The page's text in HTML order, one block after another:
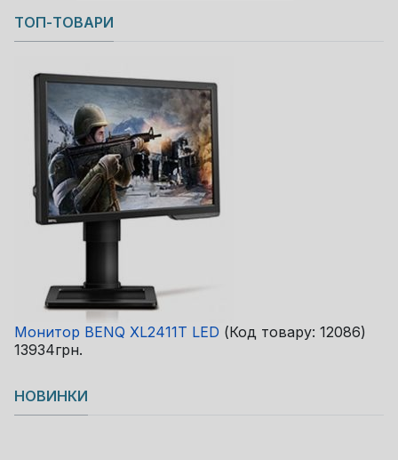
Copyright MAXXmarketing GmbH
JoomShopping Download & Support
ТОП-ТОВАРИ
Монитор BENQ XL2411T LED (Код товару: 12086)
13934грн.
НОВИНКИ